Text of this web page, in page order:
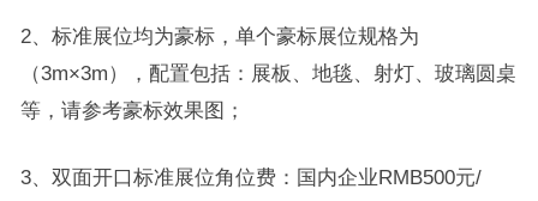
2、标准展位均为豪标，单个豪标展位规格为
（3m×3m），配置包括：展板、地毯、射灯、玻璃圆桌
等，请参考豪标效果图；
3、双面开口标准展位角位费：国内企业RMB500元/